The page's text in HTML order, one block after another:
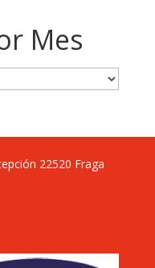
Mes
22520 Fraga